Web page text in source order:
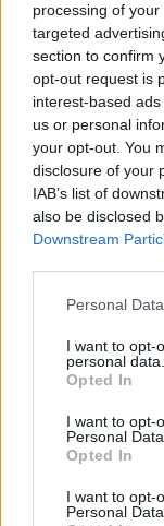
processing of
targeted
section to confirm
opt-out request is
interest-based
us or personal
your opt-out. You
disclosure of your
IAB’s list of
also be disclosed
Downstream
Personal
I want to opt-
personal data.
Opted In
I want to opt-
Personal Data.
Opted In
I want to opt-
Personal
przykład
Juliusza
zapisała się
mglistą
stanie
była
ubogiego
frustrację. Ta
przerwała
moralnych,